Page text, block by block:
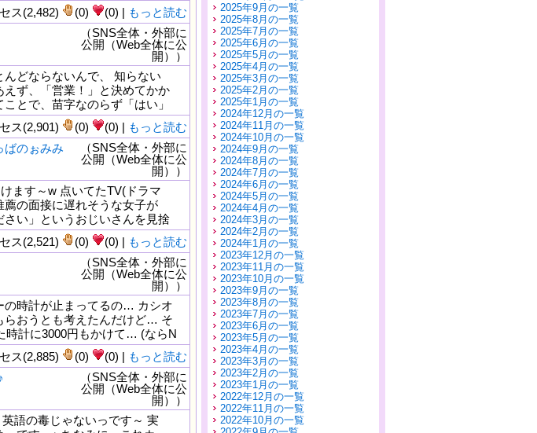
ス(2,482) (0) (0) | もっと読む
（SNS全体・外部に
公開（Web全体に公
開））
どならないんで、 知らない
ず、「営業！」と決めてかか
とで、苗字なのらず「はい」
ス(2,901) (0) (0) | もっと読む
ばのぉみみ
（SNS全体・外部に
公開（Web全体に公
開））
ます～w 点いてたTV(ドラマ
の面接に遅れそうな女子が
さい」というおじいさんを見捨
ス(2,521) (0) (0) | もっと読む
（SNS全体・外部に
公開（Web全体に公
開））
時計が止まってるの… カシオ
らおうとも考えたんだけど… そ
時計に3000円もかけて… (ならN
ス(2,885) (0) (0) | もっと読む
（SNS全体・外部に
公開（Web全体に公
開））
語の毒じゃないっです～ 実
2025年9月の一覧
2025年8月の一覧
2025年7月の一覧
2025年6月の一覧
2025年5月の一覧
2025年4月の一覧
2025年3月の一覧
2025年2月の一覧
2025年1月の一覧
2024年12月の一覧
2024年11月の一覧
2024年10月の一覧
2024年9月の一覧
2024年8月の一覧
2024年7月の一覧
2024年6月の一覧
2024年5月の一覧
2024年4月の一覧
2024年3月の一覧
2024年2月の一覧
2024年1月の一覧
2023年12月の一覧
2023年11月の一覧
2023年10月の一覧
2023年9月の一覧
2023年8月の一覧
2023年7月の一覧
2023年6月の一覧
2023年5月の一覧
2023年4月の一覧
2023年3月の一覧
2023年2月の一覧
2023年1月の一覧
2022年12月の一覧
2022年11月の一覧
2022年10月の一覧